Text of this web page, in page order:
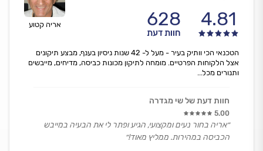
אריה קטוע 4.81
628
חוות דעת
הטכנאי הכי וותיק בעיר - מעל ל- 42 שנות ניסיון בענף, מבצע תיקונים
אצל הלקוחות הפרטיים. מומחה לתיקון מכונות כביסה, מדיחים, מייבשים
ותנורים מכל...
חוות דעת של שי מגדרה
5.00
״אריה בחור נעים ומקצועי, הגיע ופתר לי את הבעיה במייבש
הכביסה במהירות. ממליץ מאוד!״